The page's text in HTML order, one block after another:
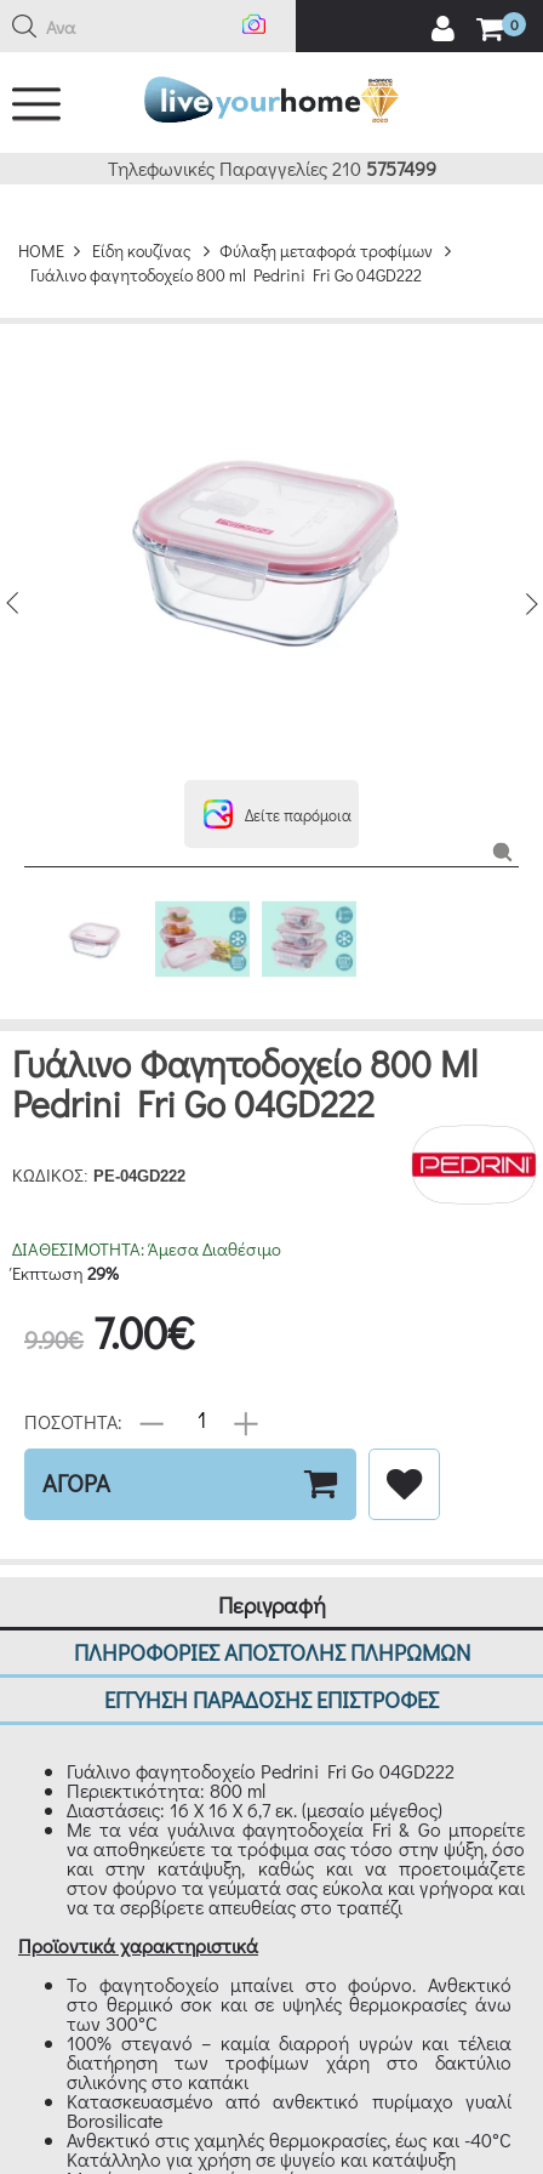
Αναζήτ 0
Τηλεφωνικές Παραγγελίες 210 5757499
HOME Είδη κουζίνας
Φύλαξη μεταφορά τροφίμων
Γυάλινο φαγητοδοχείο 800 ml Pedrini Fri Go 04GD222
Δείτε παρόμοια
Γυάλινο Φαγητοδοχείο 800 Ml
Pedrini Fri Go 04GD222
ΚΩΔΙΚΟΣ: PE-04GD222
ΔΙΑΘΕΣΙΜΟΤΗΤΑ:Άμεσα Διαθέσιμο
Έκπτωση 29%
9.90€ 7.00€
ΠΟΣΟΤΗΤΑ:
ΑΓΟΡΑ
Περιγραφή
ΠΛΗΡΟΦΟΡΙΕΣ ΑΠΟΣΤΟΛΗΣ ΠΛΗΡΩΜΩΝ
ΕΓΓΥΗΣΗ ΠΑΡΑΔΟΣΗΣ ΕΠΙΣΤΡΟΦΕΣ
Γυάλινο φαγητοδοχείο Pedrini Fri Go 04GD222
Περιεκτικότητα: 800 ml
Διαστάσεις: 16 X 16 X 6,7 εκ. (μεσαίο μέγεθος)
Με τα νέα γυάλινα φαγητοδοχεία Fri & Go μπορείτε
να αποθηκεύετε τα τρόφιμα σας τόσο στην ψύξη, όσο
και στην κατάψυξη, καθώς και να προετοιμάζετε
στον φούρνο τα γεύματά σας εύκολα και γρήγορα και
να τα σερβίρετε απευθείας στο τραπέζι
Προϊοντικά χαρακτηριστικά
Το φαγητοδοχείο μπαίνει στο φούρνο. Ανθεκτικό
στο θερμικό σοκ και σε υψηλές θερμοκρασίες άνω
των 300°C
100% στεγανό – καμία διαρροή υγρών και τέλεια
διατήρηση των τροφίμων χάρη στο δακτύλιο
σιλικόνης στο καπάκι
Κατασκευασμένο από ανθεκτικό πυρίμαχο γυαλί
Borosilicate
Ανθεκτικό στις χαμηλές θερμοκρασίες, έως και -40°C
Κατάλληλο για χρήση σε ψυγείο και κατάψυξη